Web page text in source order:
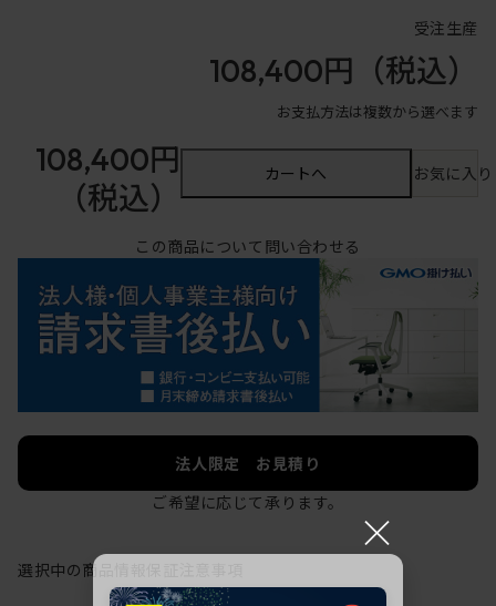
受注生産
108,400円 （税込）
お支払方法は複数から選べます
108,400円
（税込）
カートへ お気に入
この商品について問い合わせる
法人限定 お見積り
ご希望に応じて承ります。
選択中の商品情報
×